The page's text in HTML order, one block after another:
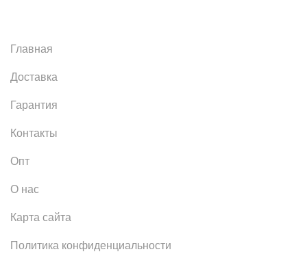
Главная
Доставка
Гарантия
Контакты
Опт
О нас
Карта сайта
Политика конфиденциальности